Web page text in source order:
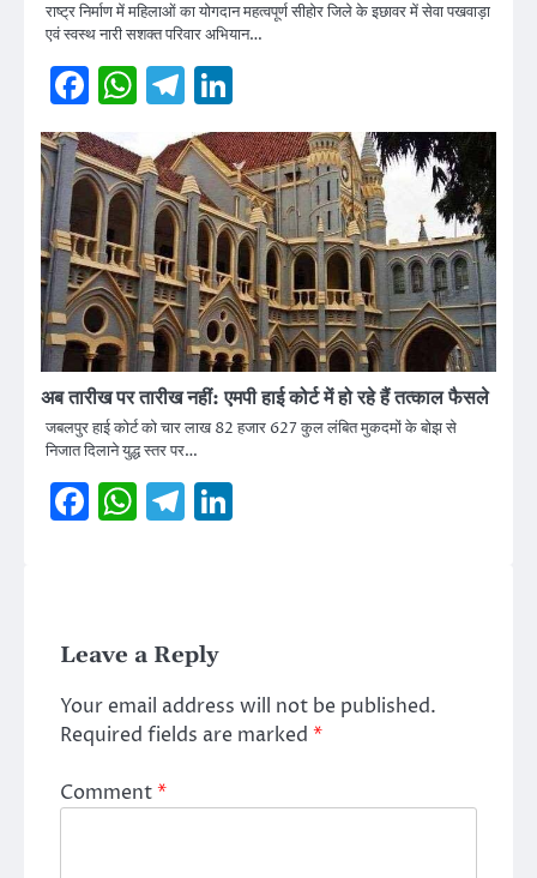
राष्ट्र निर्माण में महिलाओं का योगदान महत्वपूर्ण सीहोर जिले के इछावर में सेवा पखवाड़ा
एवं स्वस्थ नारी सशक्त परिवार अभियान…
Facebook
WhatsApp
Telegram
अब तारीख पर तारीख नहीं: एमपी हाई कोर्ट में हो रहे हैं तत्काल फैसले
जबलपुर हाई कोर्ट को चार लाख 82 हजार 627 कुल लंबित मुकदमों के बोझ से
निजात दिलाने युद्ध स्तर पर…
Facebook
WhatsApp
Telegram
Leave a Reply
Your email address will not be published.
Required fields are marked *
Comment*